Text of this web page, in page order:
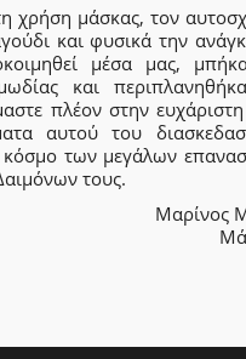
χρήση μάσκας, τον
και φυσικά την
μέσα μας,
και
πλέον στην
αυτού του
των μεγάλων
τους.
Μαρίνος